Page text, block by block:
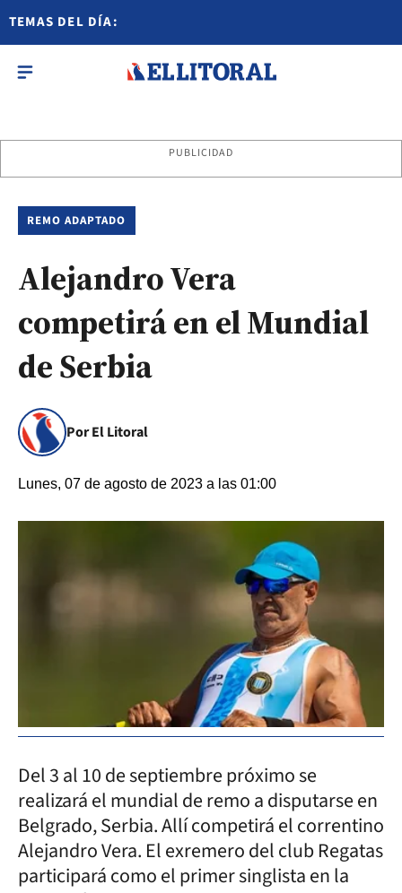
TEMAS DEL DÍA:
PUBLICIDAD
REMO ADAPTADO
Alejandro Vera
competirá en el Mundial
de Serbia
Por El Litoral
Lunes, 07 de agosto de 2023 a las 01:00
Del 3 al 10 de septiembre próximo se
realizará el mundial de remo a disputarse en
Belgrado, Serbia. Allí competirá el correntino
Alejandro Vera. El exremero del club Regatas
participará como el primer singlista en la